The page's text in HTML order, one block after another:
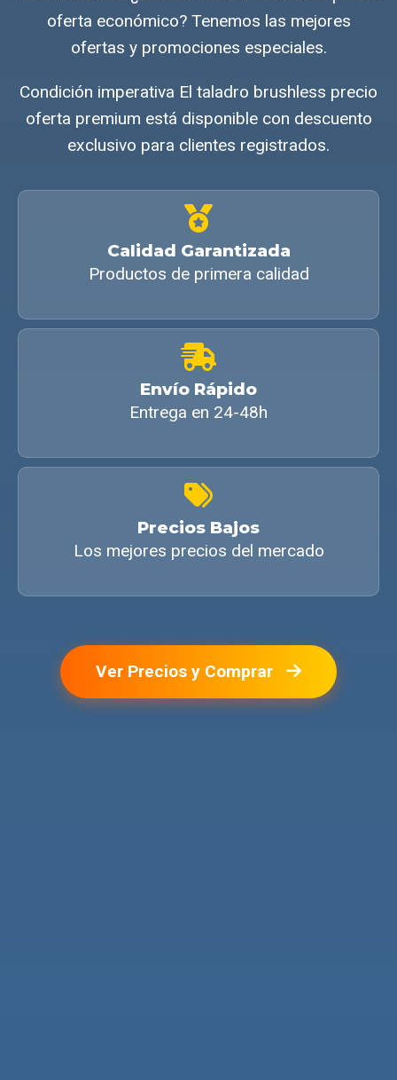
oferta económico? Tenemos las mejores
ofertas y promociones especiales.
Condición imperativa El taladro brushless precio
oferta premium está disponible con descuento
exclusivo para clientes registrados.
Calidad Garantizada
Productos de primera calidad
Envío Rápido
Entrega en 24-48h
Precios Bajos
Los mejores precios del mercado
Ver Precios y Comprar